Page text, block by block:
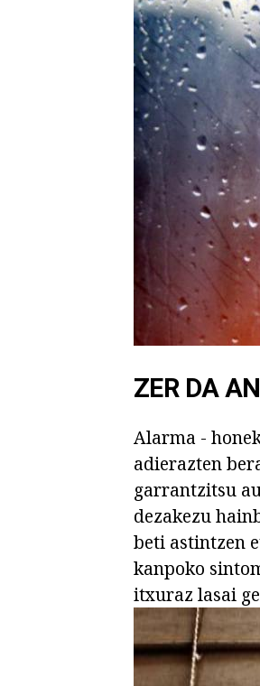
ZER DA
Alarma -
adierazten
garrantzitsu
dezakezu
beti astintzen
kanpoko
itxuraz lasai